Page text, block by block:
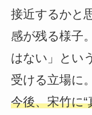
接近するかと
感が残る様子
はない」とい
受ける立場に。
今後、宋竹に